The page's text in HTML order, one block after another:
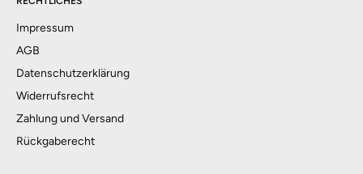
Impressum
AGB
Datenschutzerklärung
Widerrufsrecht
Zahlung und Versand
Rückgaberecht